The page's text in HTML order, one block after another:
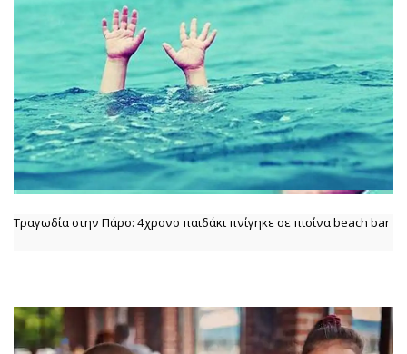
Τραγωδία στην Πάρο: 4χρονο παιδάκι πνίγηκε σε πισίνα beach bar